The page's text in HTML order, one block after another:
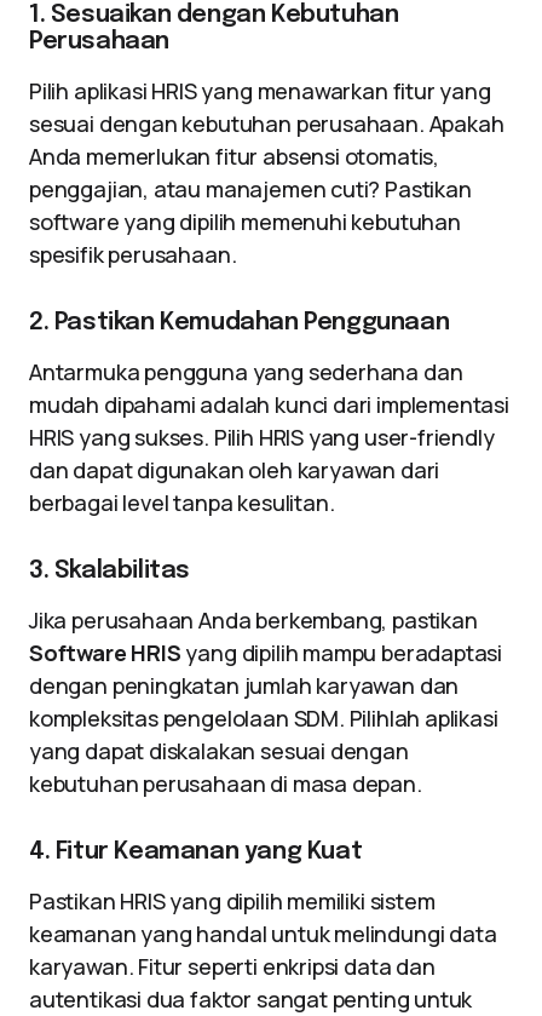
1. Sesuaikan dengan Kebutuhan
Perusahaan
Pilih aplikasi HRIS yang menawarkan fitur yang
sesuai dengan kebutuhan perusahaan. Apakah
Anda memerlukan fitur absensi otomatis,
penggajian, atau manajemen cuti? Pastikan
software yang dipilih memenuhi kebutuhan
spesifik perusahaan.
2. Pastikan Kemudahan Penggunaan
Antarmuka pengguna yang sederhana dan
mudah dipahami adalah kunci dari implementasi
HRIS yang sukses. Pilih HRIS yang user-friendly
dan dapat digunakan oleh karyawan dari
berbagai level tanpa kesulitan.
3. Skalabilitas
Jika perusahaan Anda berkembang, pastikan
Software HRIS yang dipilih mampu beradaptasi
dengan peningkatan jumlah karyawan dan
kompleksitas pengelolaan SDM. Pilihlah aplikasi
yang dapat diskalakan sesuai dengan
kebutuhan perusahaan di masa depan.
4. Fitur Keamanan yang Kuat
Pastikan HRIS yang dipilih memiliki sistem
keamanan yang handal untuk melindungi data
karyawan. Fitur seperti enkripsi data dan
autentikasi dua faktor sangat penting untuk